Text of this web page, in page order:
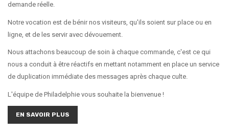
demande réelle.
Notre vocation est de bénir nos visiteurs, qu'ils soient sur place ou en
ligne, et de les servir avec dévouement.
Nous attachons beaucoup de soin à chaque commande, c'est ce qui
nous a conduit à être réactifs en mettant notamment en place un service
de duplication immédiate des messages après chaque culte.
L'équipe de Philadelphie vous souhaite la bienvenue !
EN SAVOIR PLUS